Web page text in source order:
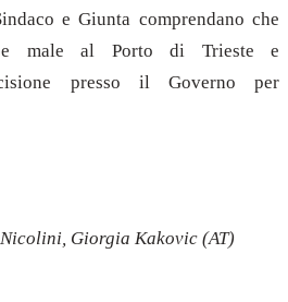
e Giunta comprendano che
male al Porto di Trieste e
presso il Governo per
Giorgia Kakovic (AT)